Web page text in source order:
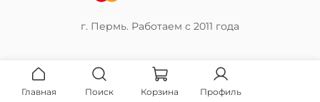
г. Пермь. Работаем с 2011 года
Главная Поиск Корзина Профиль